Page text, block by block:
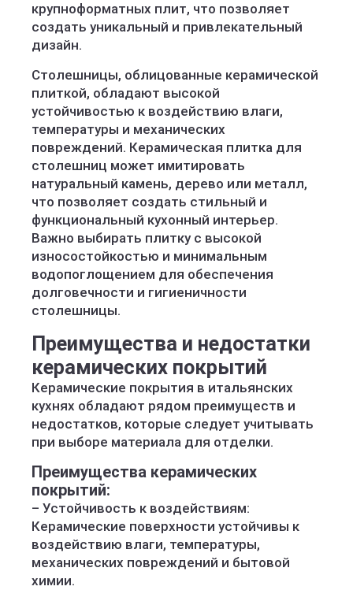
крупноформатных плит, что позволяет
создать уникальный и привлекательный
дизайн.
Столешницы, облицованные керамической
плиткой, обладают высокой
устойчивостью к воздействию влаги,
температуры и механических
повреждений. Керамическая плитка для
столешниц может имитировать
натуральный камень, дерево или металл,
что позволяет создать стильный и
функциональный кухонный интерьер.
Важно выбирать плитку с высокой
износостойкостью и минимальным
водопоглощением для обеспечения
долговечности и гигиеничности
столешницы.
Преимущества и недостатки
керамических покрытий
Керамические покрытия в итальянских
кухнях обладают рядом преимуществ и
недостатков, которые следует учитывать
при выборе материала для отделки.
Преимущества керамических
покрытий:
– Устойчивость к воздействиям:
Керамические поверхности устойчивы к
воздействию влаги, температуры,
механических повреждений и бытовой
химии.